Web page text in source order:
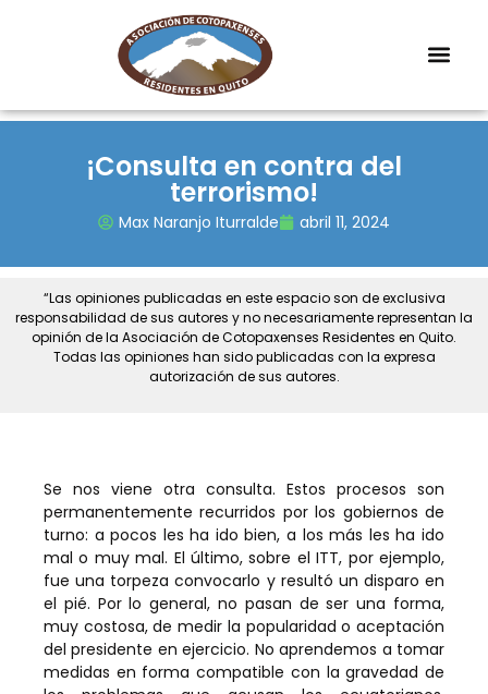
¡Consulta en contra del
terrorismo!
Max Naranjo Iturralde abril 11, 2024
“Las opiniones publicadas en este espacio son de exclusiva
responsabilidad de sus autores y no necesariamente representan la
opinión de la Asociación de Cotopaxenses Residentes en Quito.
Todas las opiniones han sido publicadas con la expresa
autorización de sus autores.
Se nos viene otra consulta. Estos procesos son
permanentemente recurridos por los gobiernos de
turno: a pocos les ha ido bien, a los más les ha ido
mal o muy mal. El último, sobre el ITT, por ejemplo,
fue una torpeza convocarlo y resultó un disparo en
el pié. Por lo general, no pasan de ser una forma,
muy costosa, de medir la popularidad o aceptación
del presidente en ejercicio. No aprendemos a tomar
medidas en forma compatible con la gravedad de